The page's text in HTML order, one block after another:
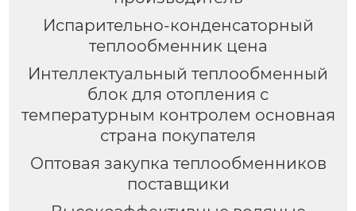
Испарительно-конденсаторный
теплообменник цена
Интеллектуальный теплообменный
блок для отопления с
температурным контролем основная
страна покупателя
Оптовая закупка теплообменников
поставщики